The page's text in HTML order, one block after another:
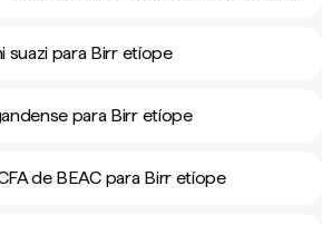
suazi para Birr etíope
para Birr etíope
de BEAC para Birr etíope